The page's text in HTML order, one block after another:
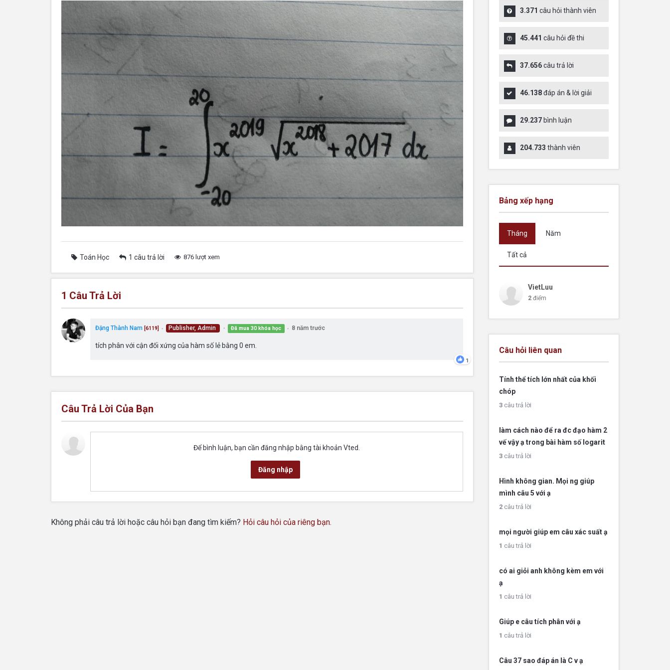
Toán Học 1 câu trả lời 876 lượt xem
1 Câu Trả Lời
Đặng Thành Nam [6119] ● Publisher, Admin ● Đã mua 30 khóa học ● 8 năm trước
tích phân với cận đối xứng của hàm số lẻ bằng 0 em.
1
Câu Trả Lời Của Bạn
Để bình luận, bạn cần đăng nhập bằng tài khoản Vted.
Đăng nhập
Không phải câu trả lời hoặc câu hỏi bạn đang tìm kiếm? Hỏi câu hỏi của riêng bạn.
3.371 câu hỏi thành viên
45.441 câu hỏi đề thi
37.656câu trả lời
46.138đáp án & lời giải
29.237bình luận
204.733 thành viên
Bảng xếp hạng
Tháng Năm
Tất cả
VietLuu
2điểm
Câu hỏi liên quan
Tính thể tích lớn nhất của khối
chóp
3câu trả lời
làm cách nào để ra đc đạo hàm 2
vế vậy ạ trong bài hàm số logarit
3câu trả lời
Hình không gian. Mọi ng giúp
mình câu 5 với ạ
2câu trả lời
mọi người giúp em câu xác suất ạ
1 câu trả lời
có ai giỏi anh không kèm em với
ạ
1 câu trả lời
Giúp e câu tích phân với ạ
1 câu trả lời
Câu 37 sao đáp án là C v ạ